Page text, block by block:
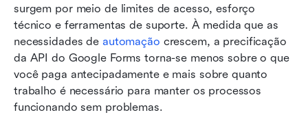
surgem por meio de limites de acesso, esforço
técnico e ferramentas de suporte. À medida que as
necessidades de automação crescem, a precificação
da API do Google Forms torna-se menos sobre o que
você paga antecipadamente e mais sobre quanto
trabalho é necessário para manter os processos
funcionando sem problemas.